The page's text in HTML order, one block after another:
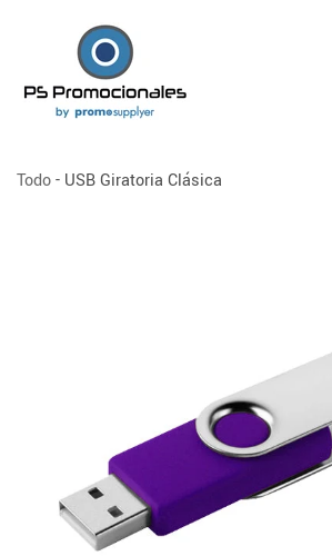
AL CONTENIDO
Todo- USB Giratoria Clásica